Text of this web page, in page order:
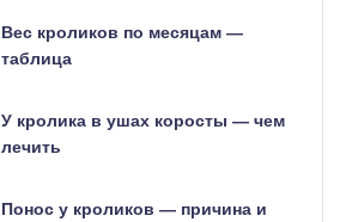
Вес кроликов по месяцам —
таблица
У кролика в ушах коросты — чем
лечить
Понос у кроликов — причина и